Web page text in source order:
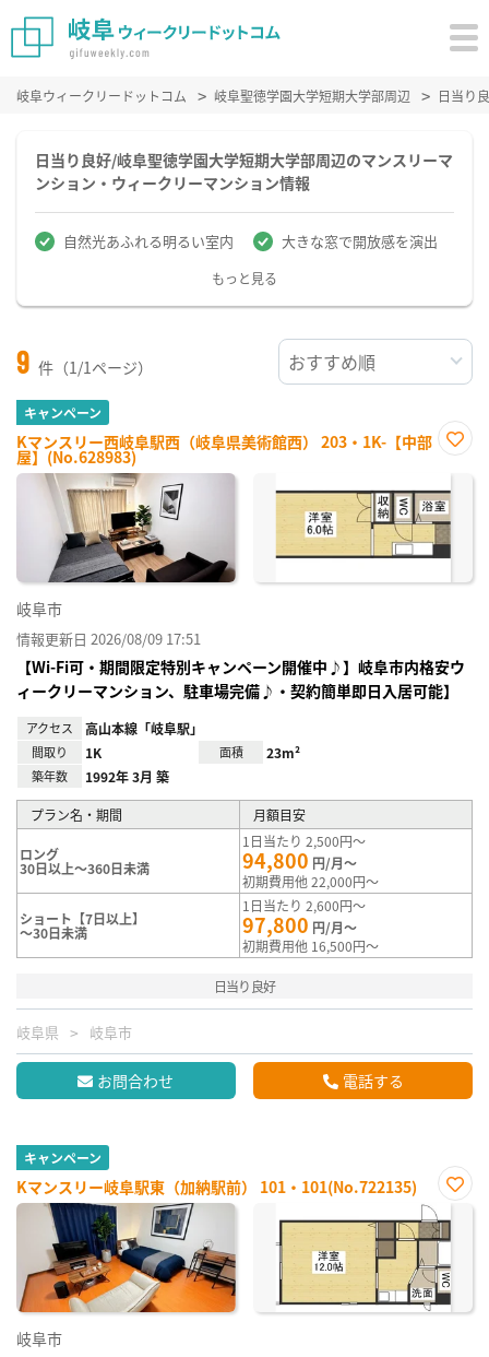
岐阜ウィークリードットコム 岐阜聖徳学園大学短期大学部周辺 日当り
日当り良好/岐阜聖徳学園大学短期大学部周辺のマンスリーマ
ンション・ウィークリーマンション情報
自然光あふれる明るい室内 大きな窓で開放感を演出
もっと見る
9 件（1/1ページ）
キャンペーン
Kマンスリー西岐阜駅西（岐阜県美術館西） 203・1K-【中部
屋】(No.628983)
に入
り登
録
岐阜市
情報更新日 2026/08/09 17:51
【Wi-Fi可・期間限定特別キャンペーン開催中♪】岐阜市内格安ウ
ィークリーマンション、駐車場完備♪・契約簡単即日入居可能】
アクセス 高山本線「岐阜駅」
間取り 1K 面積 23m²
築年数 1992年 3月 築
プラン名・期間 月額目安
ロング
30日以上～360日未満
1日当たり 2,500円～
94,800 円/月～
初期費用他 22,000円～
ショート【7日以上】
～30日未満
1日当たり 2,600円～
97,800 円/月～
初期費用他 16,500円～
日当り良好
岐阜県 岐阜市
お問合わせ 電話する
キャンペーン
Kマンスリー岐阜駅東（加納駅前） 101・101(No.722135)
お気
に入
り登
岐阜市